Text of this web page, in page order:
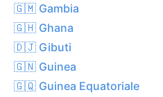
🇬🇲 Gambia
🇬🇭 Ghana
🇩🇯 Gibuti
🇬🇳 Guinea
🇬🇶 Guinea Equatoriale